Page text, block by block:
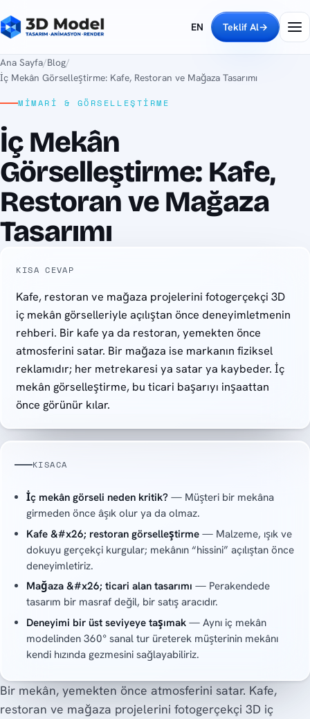
EN Teklif Al→
Ana Sayfa/Blog/
İç Mekân Görselleştirme: Kafe, Restoran ve Mağaza Tasarımı
MIMARI & GÖRSELLEŞTIRME
İç Mekân
Görselleştirme: Kafe,
Restoran ve Mağaza
Tasarımı
KISA CEVAP
Kafe, restoran ve mağaza projelerini fotogerçekçi 3D
iç mekân görselleriyle açılıştan önce deneyimletmenin
rehberi. Bir kafe ya da restoran, yemekten önce
atmosferini satar. Bir mağaza ise markanın fiziksel
reklamıdır; her metrekaresi ya satar ya kaybeder. İç
mekân görselleştirme, bu ticari başarıyı inşaattan
önce görünür kılar.
KISACA
İç mekân görseli neden kritik? — Müşteri bir mekâna
girmeden önce âşık olur ya da olmaz.
Kafe &#x26; restoran görselleştirme— Malzeme, ışık ve
dokuyu gerçekçi kurgular; mekânın “hissini” açılıştan önce
deneyimletiriz.
Mağaza &#x26; ticari alan tasarımı — Perakendede
tasarım bir masraf değil, bir satış aracıdır.
Deneyimi bir üst seviyeye taşımak— Aynı iç mekân
modelinden 360° sanal tur üreterek müşterinin mekânı
kendi hızında gezmesini sağlayabiliriz.
Bir mekân, yemekten önce atmosferini satar. Kafe,
restoran ve mağaza projelerini fotogerçekçi 3D iç